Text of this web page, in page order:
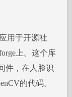
用于开源社
上。这个库
件，在人脸识
的代码。